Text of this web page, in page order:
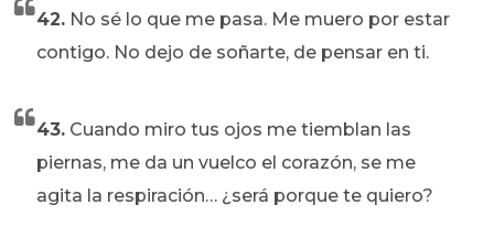
42. No sé lo que me pasa. Me muero por estar
contigo. No dejo de soñarte, de pensar en ti.
43. Cuando miro tus ojos me tiemblan las
piernas, me da un vuelco el corazón, se me
agita la respiración… ¿será porque te quiero?